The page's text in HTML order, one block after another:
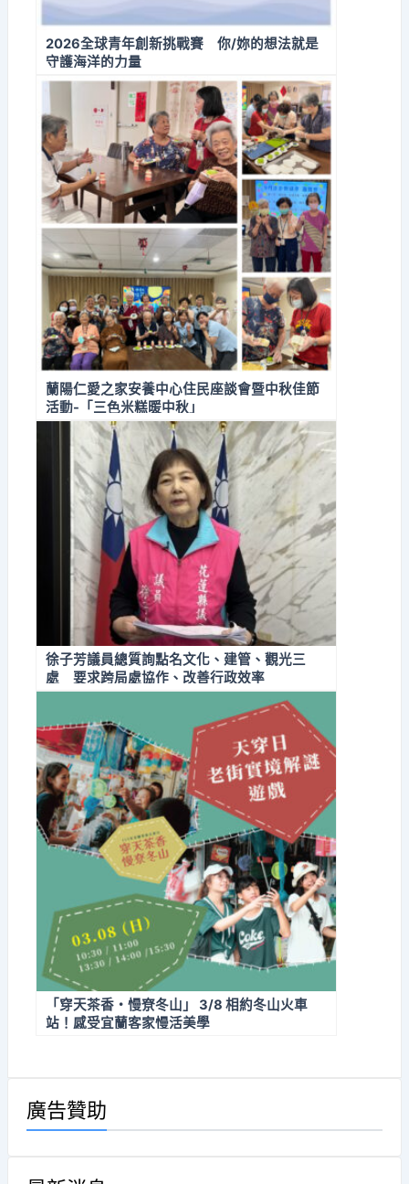
2026全球青年創新挑戰賽 你/妳的想法就是
守護海洋的力量
蘭陽仁愛之家安養中心住民座談會暨中秋佳節
活動-「三色米糕暖中秋」
徐子芳議員總質詢點名文化、建管、觀光三
處 要求跨局處協作、改善行政效率
「穿天茶香・慢尞冬山」 3/8 相約冬山火車
站！感受宜蘭客家慢活美學
廣告贊助